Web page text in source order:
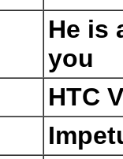
He is
you
HTC